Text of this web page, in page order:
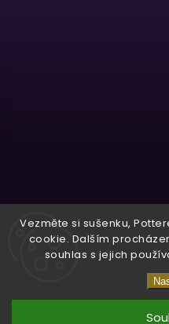
Vezměte si sušenku,
cookie. Dalším
souhlas s jejich
Sledovat na Instagramu
Copyright 2026Wizardo
| Design